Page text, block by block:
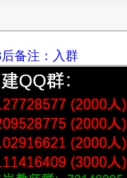
备注：入群